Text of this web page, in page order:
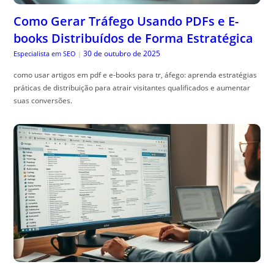
Como Gerar Tráfego Usando PDFs e E-
books Distribuídos de Forma Estratégica
Especialista em SEO | 30 de outubro de 2025
como usar artigos em pdf e e-books para tr, áfego: aprenda estratégias
práticas de distribuição para atrair visitantes qualificados e aumentar
suas conversões.